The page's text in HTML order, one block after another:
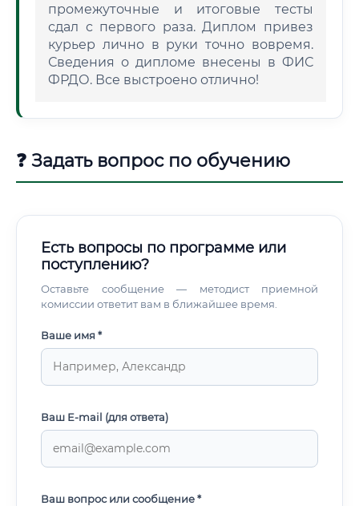
промежуточные и итоговые тесты
сдал с первого раза. Диплом привез
курьер лично в руки точно вовремя.
Сведения о дипломе внесены в ФИС
ФРДО. Все выстроено отлично!
❓ Задать вопрос по обучению
Есть вопросы по программе или
поступлению?
Оставьте сообщение — методист приемной
комиссии ответит вам в ближайшее время.
Ваше имя *
Ваш E-mail (для ответа)
Ваш вопрос или сообщение *